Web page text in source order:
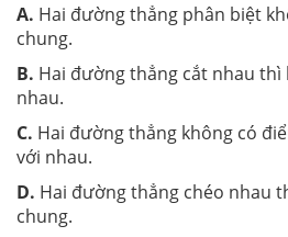
A. Hai đường thẳng phân biệt
chung.
B. Hai đường thẳng cắt nhau thì
nhau.
C. Hai đường thẳng không có
với nhau.
D. Hai đường thẳng chéo nhau
chung.